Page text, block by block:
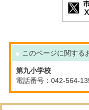
このページに関する
第九小学校
電話番号：042-564-